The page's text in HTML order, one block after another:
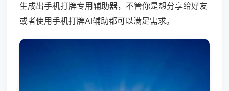
生成出手机打牌专用辅助器，不管你是想分享给好友
或者使用手机打牌AI辅助都可以满足需求。